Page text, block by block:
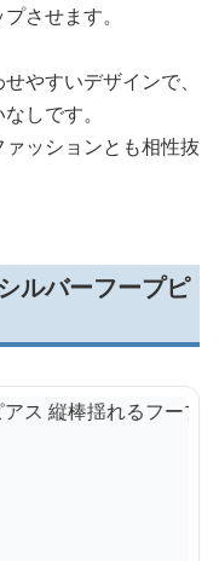
させます。
やすいデザインで、
しです。
ッションとも相性抜
ルバーフープピ